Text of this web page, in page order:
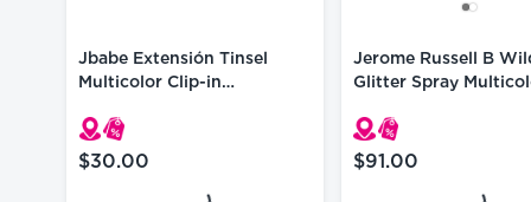
Jbabe Extensión Tinsel
Multicolor Clip-in
$30.00
precio actual $30.00
Loading...
Jerome Russell B
Glitter Spray
$91.00
precio actual
Loading...